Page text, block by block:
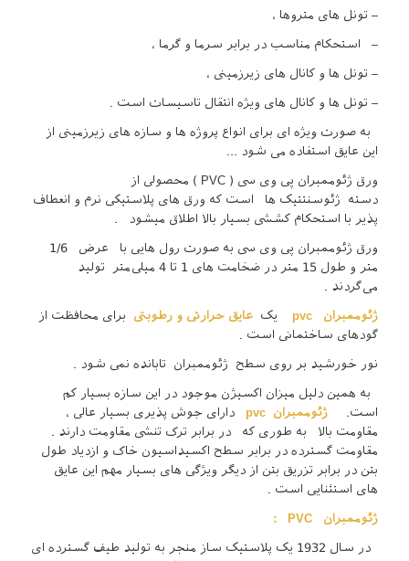
– تونل های متروها ،
– استحکام مناسب در برابر سرما و گرما ،
– تونل ها و کانال های زیرزمینی ،
– تونل ها و کانال های ویژه انتقال تاسیسات است .
به صورت ویژه ای برای انواع پروژه ها و سازه های زیرزمینی از
این عایق استفاده می شود …
ورق ژئوممبران پی وی سی ( PVC ) محصولی از
دسته ژئوسنتتیک ها است که ورق‌ های پلاستیکی نرم و انعطاف
‌پذیر با استحکام کششی بسیار بالا اطلاق میشود .
ورق ژئوممبران پی وی سی به‌ صورت رول ‌هایی با عرض 1/6
متر و طول 15 متر در ضخامت‌ های 1 تا 4 میلی‌متر تولید
می‌گردند .
ژئوممبران یک عایق حرارتی و رطوبتی برای محافظت از
گودهای ساختمانی است .
نور خورشید بر روی سطح ژئوممبران تابانده نمی شود .
به همین دلیل میزان اکسیژن موجود در این سازه بسیار کم
است. ژئوممبران pvc دارای جوش پذیری بسیار عالی ،
مقاومت بالا به طوری که در برابر ترک تنشی مقاومت دارند .
مقاومت گسترده در برابر سطح اکسیداسیون خاک و ازدیاد طول
بتن در برابر تزریق بتن از دیگر ویژگی های بسیار مهم این عایق
های استثنایی است .
ژئوممبران
در سال 1932 یک پلاستیک ساز منجر به تولید طیف گسترده ای